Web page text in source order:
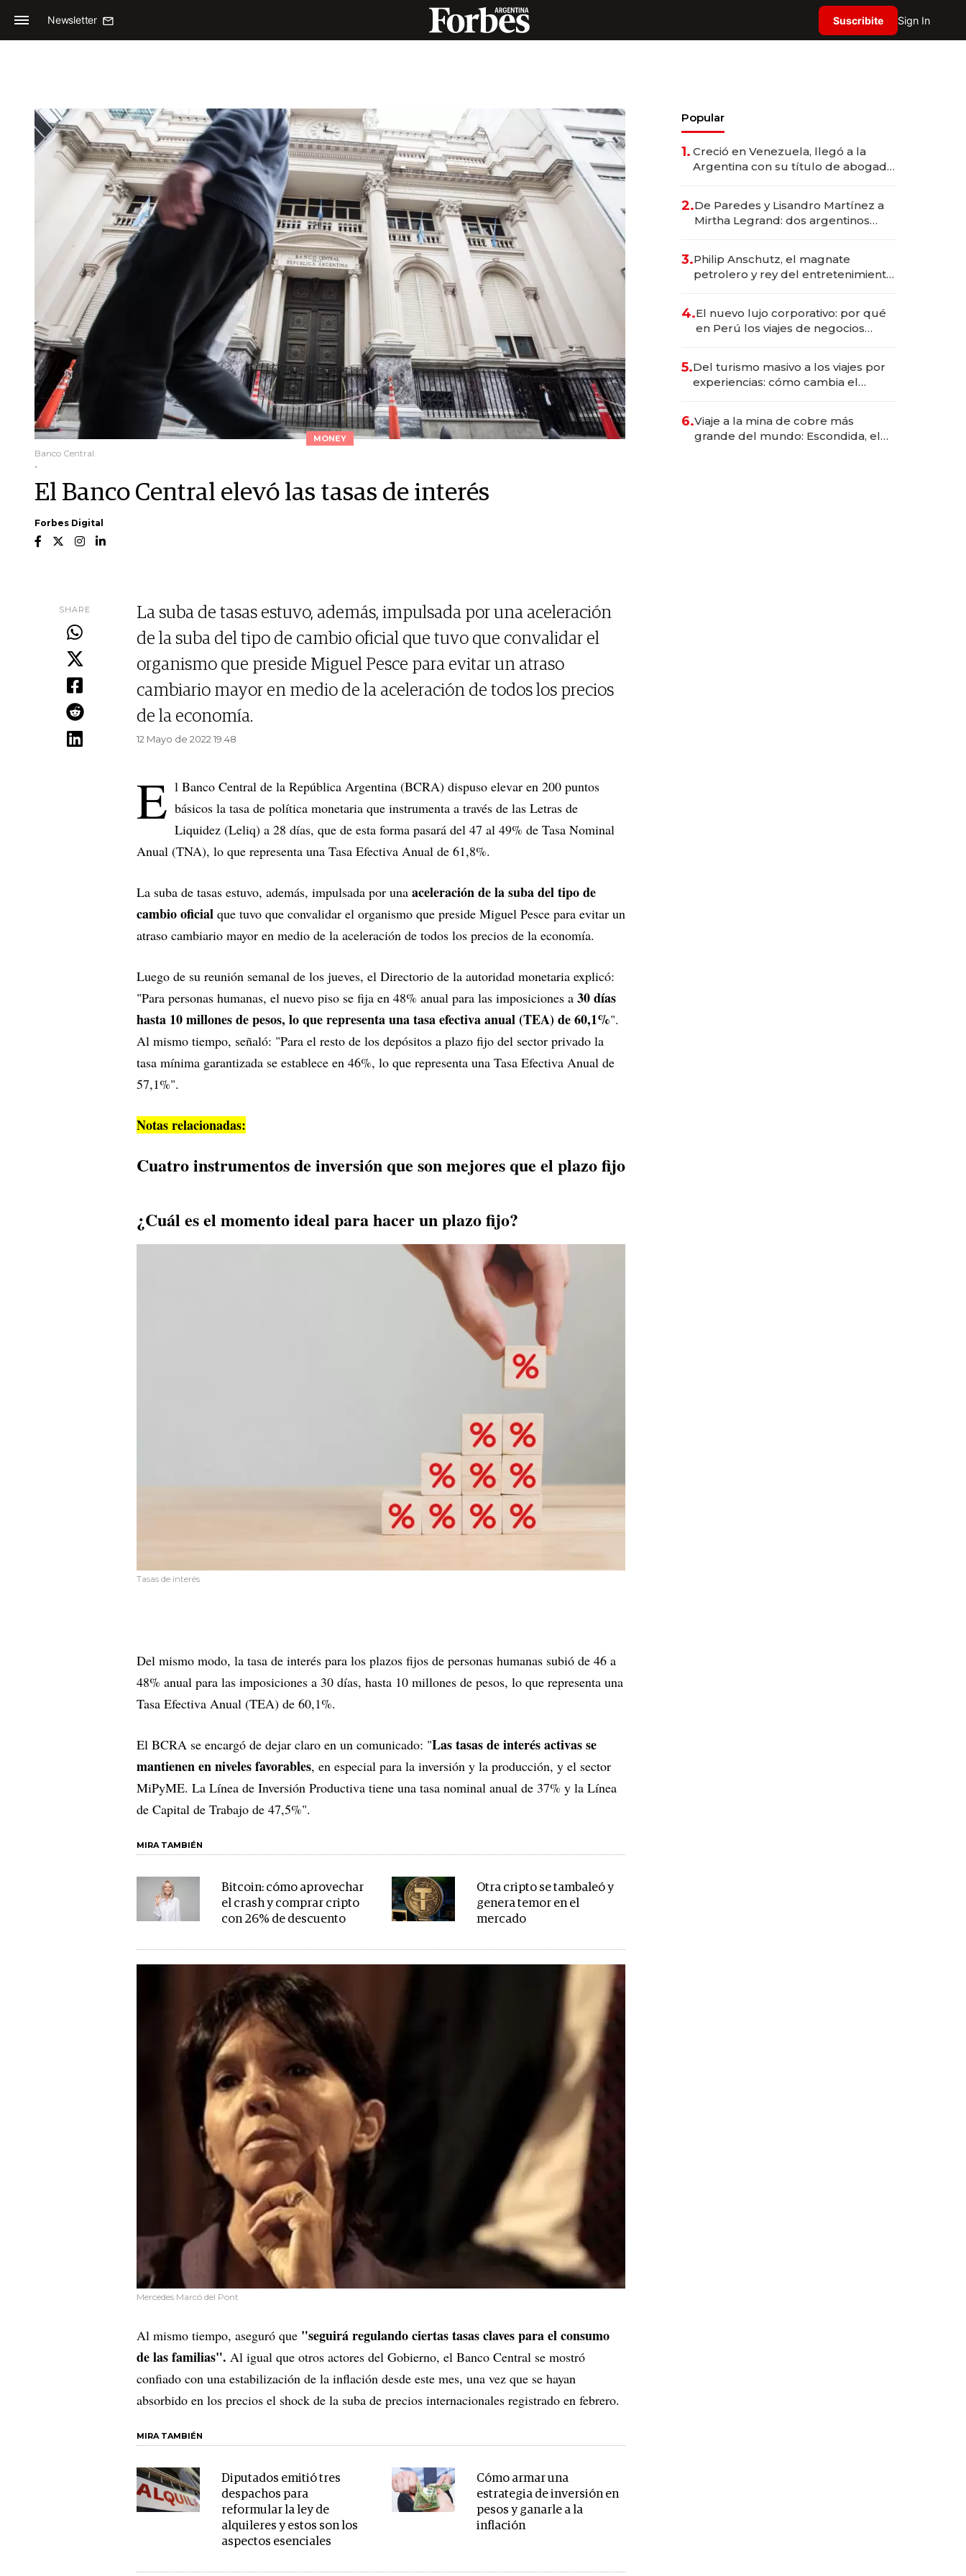
Newsletter Suscribite Sign In
MONEY
Banco Central.
.
El Banco Central elevó las tasas de interés
Forbes Digital
SHARE
La suba de tasas estuvo, además, impulsada por una aceleración
de la suba del tipo de cambio oficial que tuvo que convalidar el
organismo que preside Miguel Pesce para evitar un atraso
cambiario mayor en medio de la aceleración de todos los precios
de la economía.
12 Mayo de 2022 19.48
E l Banco Central de la República Argentina (BCRA) dispuso elevar en 200 puntos
básicos la tasa de política monetaria que instrumenta a través de las Letras de
Liquidez (Leliq) a 28 días, que de esta forma pasará del 47 al 49% de Tasa Nominal
Anual (TNA), lo que representa una Tasa Efectiva Anual de 61,8%.
La suba de tasas estuvo, además, impulsada por una aceleración de la suba del tipo de
cambio oficial que tuvo que convalidar el organismo que preside Miguel Pesce para evitar un
atraso cambiario mayor en medio de la aceleración de todos los precios de la economía.
Luego de su reunión semanal de los jueves, el Directorio de la autoridad monetaria explicó:
"Para personas humanas, el nuevo piso se fija en 48% anual para las imposiciones a 30 días
hasta 10 millones de pesos, lo que representa una tasa efectiva anual (TEA) de 60,1%".
Al mismo tiempo, señaló: "Para el resto de los depósitos a plazo fijo del sector privado la
tasa mínima garantizada se establece en 46%, lo que representa una Tasa Efectiva Anual de
57,1%".
Notas relacionadas:
Cuatro instrumentos de inversión que son mejores que el plazo fijo
¿Cuál es el momento ideal para hacer un plazo fijo?
Tasas de interés
Del mismo modo, la tasa de interés para los plazos fijos de personas humanas subió de 46 a
48% anual para las imposiciones a 30 días, hasta 10 millones de pesos, lo que representa una
Tasa Efectiva Anual (TEA) de 60,1%.
El BCRA se encargó de dejar claro en un comunicado: "Las tasas de interés activas se
mantienen en niveles favorables, en especial para la inversión y la producción, y el sector
MiPyME. La Línea de Inversión Productiva tiene una tasa nominal anual de 37% y la Línea
de Capital de Trabajo de 47,5%".
MIRA TAMBIÉN
Bitcoin: cómo aprovechar
el crash y comprar cripto
con 26% de descuento
Otra cripto se tambaleó y
genera temor en el
mercado
Mercedes Marcó del Pont
Al mismo tiempo, aseguró que "seguirá regulando ciertas tasas claves para el consumo
de las familias". Al igual que otros actores del Gobierno, el Banco Central se mostró
confiado con una estabilización de la inflación desde este mes, una vez que se hayan
absorbido en los precios el shock de la suba de precios internacionales registrado en febrero.
MIRA TAMBIÉN
Diputados emitió tres
despachos para
reformular la ley de
alquileres y estos son los
aspectos esenciales
Cómo armar una
estrategia de inversión en
pesos y ganarle a la
inflación
Popular
1. Creció en Venezuela, llegó a la
Argentina con su título de abogado
marcas "fast premium"
2.De Paredes y Lisandro Martínez a
Mirtha Legrand: dos argentinos
3.Philip Anschutz, el magnate
petrolero y rey del entretenimiento
4.El nuevo lujo corporativo: por qué
en Perú los viajes de negocios
transformadoras
5.Del turismo masivo a los viajes por
experiencias: cómo cambia el
6.Viaje a la mina de cobre más
grande del mundo: Escondida, el